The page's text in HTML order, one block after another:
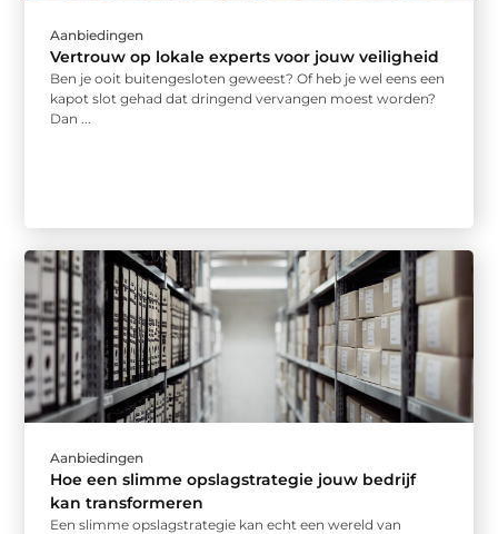
Aanbiedingen
Vertrouw op lokale experts voor jouw veiligheid
Ben je ooit buitengesloten geweest? Of heb je wel eens een
kapot slot gehad dat dringend vervangen moest worden?
Dan ...
Aanbiedingen
Hoe een slimme opslagstrategie jouw bedrijf
kan transformeren
Een slimme opslagstrategie kan echt een wereld van